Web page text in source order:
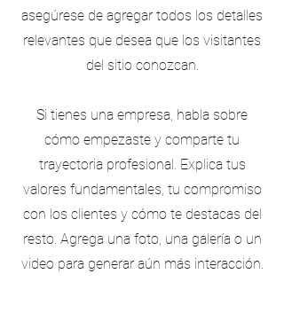
asegúrese de agregar todos los detalles
relevantes que desea que los visitantes
del sitio conozcan.
Si tienes una empresa, habla sobre
cómo empezaste y comparte tu
trayectoria profesional. Explica tus
valores fundamentales, tu compromiso
con los clientes y cómo te destacas del
resto. Agrega una foto, una galería o un
video para generar aún más interacción.